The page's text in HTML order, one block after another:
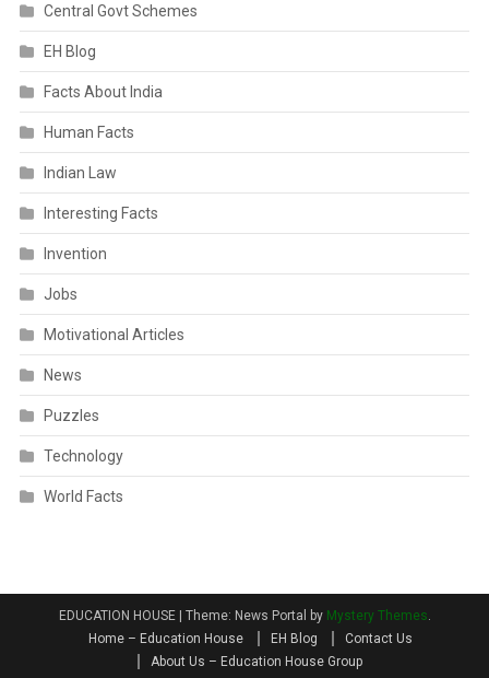
Central Govt Schemes
EH Blog
Facts About India
Human Facts
Indian Law
Interesting Facts
Invention
Jobs
Motivational Articles
News
Puzzles
Technology
World Facts
EDUCATION HOUSE | Theme: News Portal by Mystery Themes
Home – Education House
EH Blog
Contact Us
About Us – Education House Group